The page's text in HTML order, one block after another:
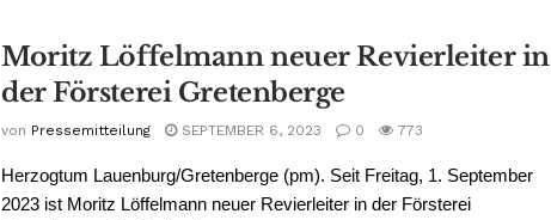
Moritz Löffelmann neuer Revierleiter in
der Försterei Gretenberge
von Pressemitteilung SEPTEMBER 6, 2023 0 773
Herzogtum Lauenburg/Gretenberge (pm). Seit Freitag, 1. September
2023 ist Moritz Löffelmann neuer Revierleiter in der Försterei